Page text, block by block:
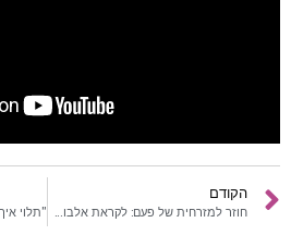
הקודם
חוזר למזרחית של פעם: לקראת אלבום חדש דודו אהרון משחרר סינגל חדש